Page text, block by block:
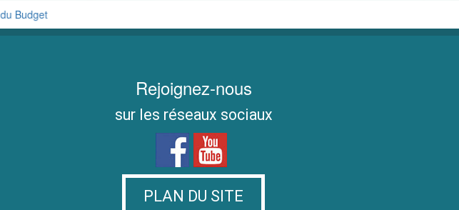
BudgetFinancier
Rejoignez-nous
sur les réseaux sociaux
PLAN DU SITE